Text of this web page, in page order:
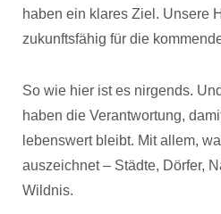
haben ein klares Ziel. Unsere
zukunftsfähig für die
So wie hier ist es nirgends.
haben die Verantwortung,
lebenswert bleibt. Mit allem,
auszeichnet – Städte, Dörfer,
Wildnis.